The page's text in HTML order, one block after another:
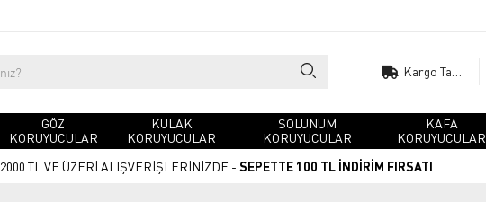
GÖZ
KORUYUCULAR
KULAK
KORUYUCULAR
SOLUNUM
KORUYUCULAR
KAFA
KORUYUCULAR
2000 TL VE ÜZERİ ALIŞVERİŞLERİNİZDE - SEPETTE 100 TL İNDİRİM FIRSATI